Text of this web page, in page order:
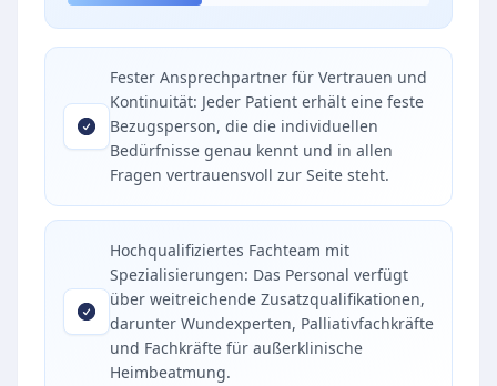
Fester Ansprechpartner für Vertrauen und
Kontinuität: Jeder Patient erhält eine feste
Bezugsperson, die die individuellen
Bedürfnisse genau kennt und in allen
Fragen vertrauensvoll zur Seite steht.
Hochqualifiziertes Fachteam mit
Spezialisierungen: Das Personal verfügt
über weitreichende Zusatzqualifikationen,
darunter Wundexperten, Palliativfachkräfte
und Fachkräfte für außerklinische
Heimbeatmung.